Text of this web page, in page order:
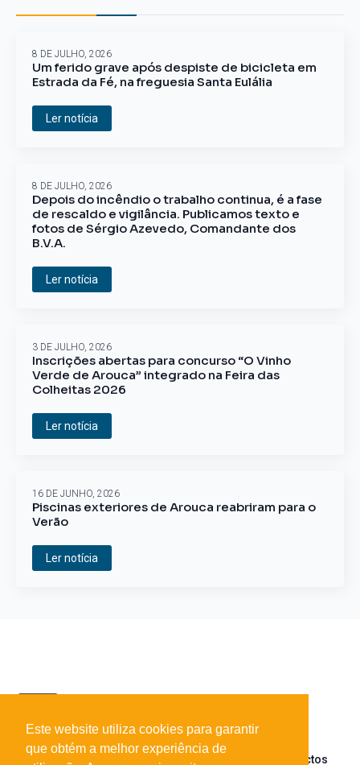
Um ferido grave após despiste de bicicleta em
Estrada da Fé, na freguesia Santa Eulália
8 DE JULHO, 2026
Ler notícia
Depois do incêndio o trabalho continua, é a fase
de rescaldo e vigilância. Publicamos texto e
fotos de Sérgio Azevedo, Comandante dos
B.V.A.
8 DE JULHO, 2026
Ler notícia
Inscrições abertas para concurso “O Vinho
Verde de Arouca” integrado na Feira das
Colheitas 2026
3 DE JULHO, 2026
Ler notícia
Piscinas exteriores de Arouca reabriram para o
Verão
16 DE JUNHO, 2026
Ler notícia
Contactos
Este website utiliza cookies para garantir
que obtém a melhor experiência de